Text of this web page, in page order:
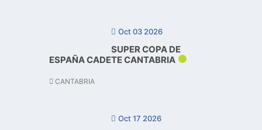
Oct 03 2026
SUPER COPA DE
ESPAÑA CADETE CANTABRIA
CANTABRIA
Oct 17 2026